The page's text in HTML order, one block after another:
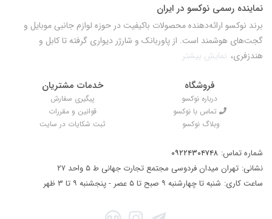
نماینده رسمی نوکسو در ایران
برند نوکسو ارائه‌دهنده محصولات باکیفیت در حوزه لوازم جانبی موبایل و
گجت‌های هوشمند است. از پاوربانک و شارژر دیواری گرفته تا کابل و
هندزفری، نمایش بیشتر
فروشگاه
درباره نوکسو
تماس با نوکسو
وبلاگ نوکسو
خدمات مشتریان
پیگیری سفارش
قوانین و مقررات
ثبت شکایات در سایت
شماره تماس: ۰۹۲۲۴۳۰۴۷۴۸
نشانی: تهران میدان فردوسی مجتمع تجارت جهانی ط ۵ واحد ۲۷
ساعت کاری: شنبه تا چهارشنبه ۹ صبح تا ۵ عصر - پنجشنبه ۹ تا ۳ ظهر